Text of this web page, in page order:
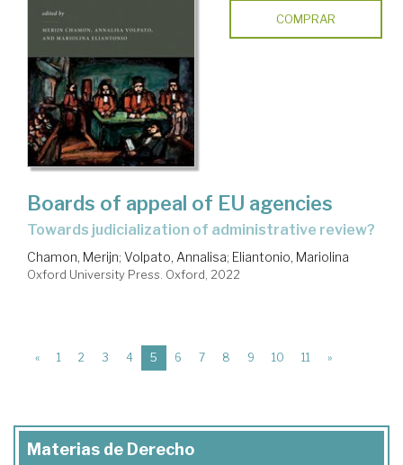
COMPRAR
Boards of appeal of EU agencies
towards judicialization of administrative review?
Chamon, Merijn; Volpato, Annalisa; Eliantonio, Mariolina
Oxford University Press. Oxford, 2022
« 1 2 3 4 5 (current)
6 7 8 9 10 11 »
Materias de Derecho